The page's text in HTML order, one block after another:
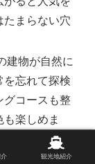
たまらない穴
建物が自然に
を忘れて探検
グコースも整
楽しめま
できる旅行
観光地紹介